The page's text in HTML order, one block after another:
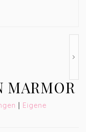
MARMOR
| Eigene